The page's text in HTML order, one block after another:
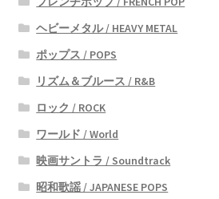
ヘビーメタル / HEAVY METAL
ポップス / POPS
リズム＆ブルース / R&B
ロック / ROCK
ワールド / World
映画サントラ / Soundtrack
昭和歌謡 / JAPANESE POPS